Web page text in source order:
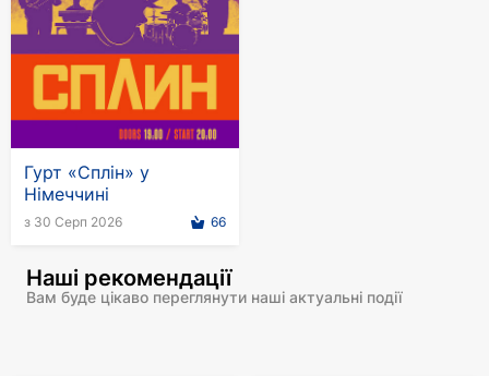
Гурт «Сплін» у
Німеччині
з 30 Серп 2026 66
Наші рекомендації
Вам буде цікаво переглянути наші актуальні події